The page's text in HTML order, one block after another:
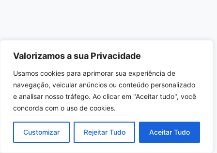
Valorizamos a sua Privacidade
Usamos cookies para aprimorar sua experiência de
navegação, veicular anúncios ou conteúdo personalizado
e analisar nosso tráfego. Ao clicar em "Aceitar tudo", você
concorda com o uso de cookies.
Customizar Rejeitar Tudo Aceitar Tudo